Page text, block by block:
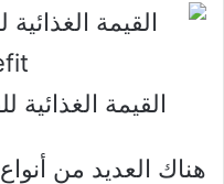
القيمة الغذائية
هناك العديد من